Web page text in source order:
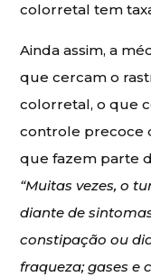
colorretal tem
Ainda assim, a
que cercam o
colorretal, o que
controle precoce
que fazem parte
“Muitas vezes, o
diante de
constipação ou
fraqueza; gases e